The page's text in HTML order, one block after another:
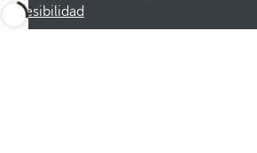
Accesibilidad